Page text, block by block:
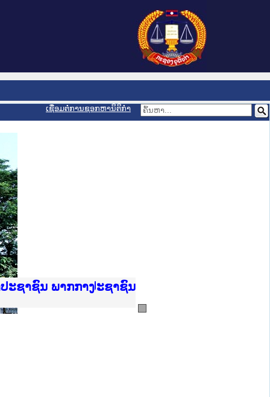
ເຊື່ອມຕໍ່ການຊອກຫານິຕິກຳ
ບັນຍຸຕິທຳແຫ່ງຊາດ
ະຊາຊົນ ພາກເໜືອ
ນ
າງ
ຕ້າຄານຕຳຫຼວດປະຊາຊົນ
າຄານສັນຕິບານປະຊາຊົນ
າກເໜືອ
ະຊາຊົນ ພາກກາງ